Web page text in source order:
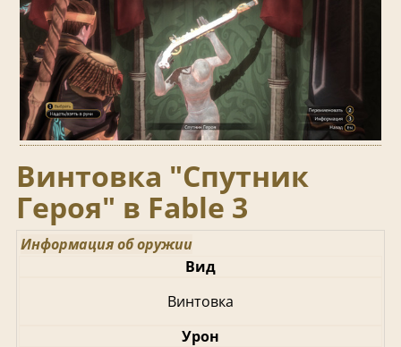
Винтовка "Спутник
Героя" в Fable 3
Информация об оружии
Вид
Винтовка
Урон